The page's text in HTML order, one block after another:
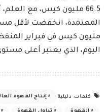
66.5 مليون كيس، مع
المعتمدة، انخفضت لأقل
اليوم، الذي يعتبر أعلى مستوى
كلمات دليلية إنتاج القهوة